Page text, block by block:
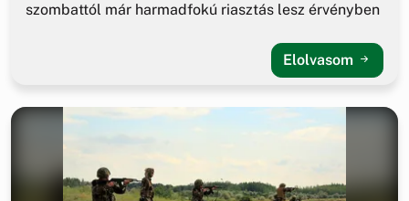
szombattól már harmadfokú riasztás lesz érvényben
Elolvasom